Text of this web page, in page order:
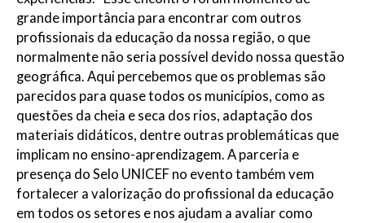
grande importância para encontrar com outros
profissionais da educação da nossa região, o que
normalmente não seria possível devido nossa questão
geográfica. Aqui percebemos que os problemas são
parecidos para quase todos os municípios, como as
questões da cheia e seca dos rios, adaptação dos
materiais didáticos, dentre outras problemáticas que
implicam no ensino-aprendizagem. A parceria e
presença do Selo UNICEF no evento também vem
fortalecer a valorização do profissional da educação
em todos os setores e nos ajudam a avaliar como